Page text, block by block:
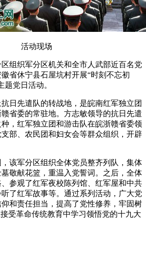
活动现场
组织军分区机关和全市人武部近百名党
省休宁县石屋坑村开展“时刻不忘初
题党日活动。
日先遣队的转战地，是皖南红军独立团
省委的常驻地。方志敏领导的抗日先遣
，红军独立团和游击队在皖浙赣省委领
部、农民团和妇女会等群众组织，开辟
该军分区组织全体党员整齐列队，集体
敬献花篮，重温入党誓词。之后，全体
参观了红军夜校陈列馆、红军屋和中共
了红军故事等。通过系列活动，广大党
和责任担当，提高了党性修养，牢固树
受革命传统教育中学习领悟党的十九大